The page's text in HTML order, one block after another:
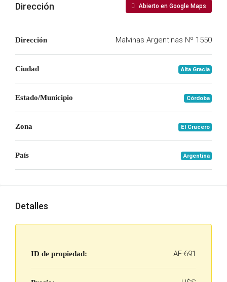
Dirección Abierto en Google Maps
Dirección Malvinas Argentinas Nº 1550
Ciudad Alta Gracia
Estado/Municipio Córdoba
Zona El Crucero
País Argentina
Detalles
ID de propiedad: AF-691